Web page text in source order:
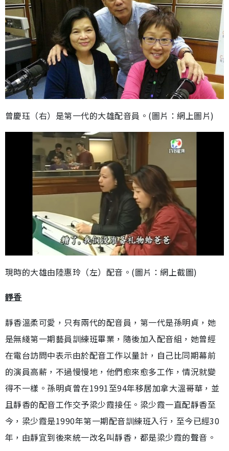
曾慶珏（右）是第一代的大雄配音員。(圖片：網上圖片)
現時的大雄由陸惠玲（左）配音。(圖片：網上截圖)
靜香
靜香溫柔可愛，只有兩代的配音員，第一代是孫明貞，她
是無綫第一期藝員訓練班畢業，隨後加入配音組，她曾經
在電台訪問中表示由於配音工作以量計，自己比同期幕前
的演員高薪，不過慢慢地，他們愈來愈多工作，情況就變
得不一樣。孫明貞曾在1991至94年移居加拿大溫哥華，並
且靜香的配音工作交予梁少霞接任。梁少霞一直配靜香至
今，梁少霞是1990年第一期配音訓練班入行，至今已經30
年，由靜宜到後來統一改名叫靜香，都是梁少霞的聲音。